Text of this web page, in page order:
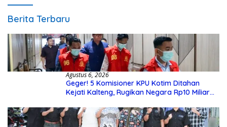
Berita Terbaru
Agustus 6, 2026
Geger! 5 Komisioner KPU Kotim Ditahan
Kejati Kalteng, Rugikan Negara Rp10 Miliar